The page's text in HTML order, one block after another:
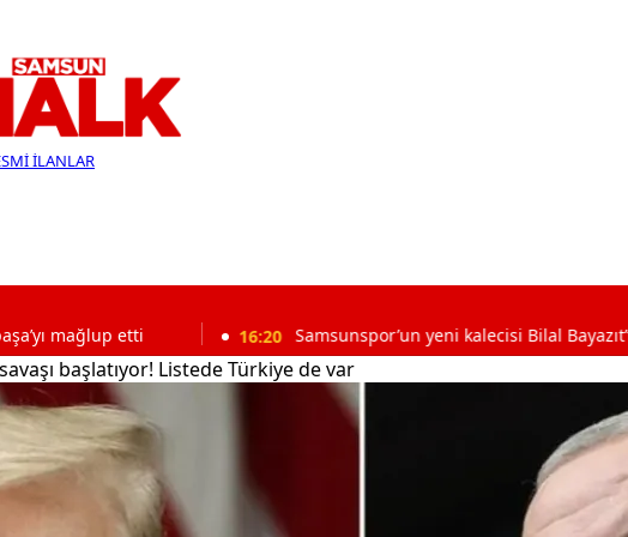
İLANLAR
etti 16:20 Samsunspor’un yeni kalecisi Bilal Bayazıt’tan iddialı
başlatıyor! Listede Türkiye de var